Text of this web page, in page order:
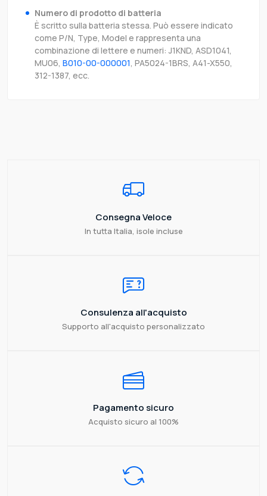
Numero di prodotto di batteria
È scritto sulla batteria stessa. Può essere indicato
come P/N, Type, Model e rappresenta una
combinazione di lettere e numeri: J1KND, ASD1041,
MU06, B010-00-000001, PA5024-1BRS, A41-X550,
312-1387, ecc.
Consegna Veloce
In tutta Italia, isole incluse
Consulenza all'acquisto
Supporto all'acquisto personalizzato
Pagamento sicuro
Acquisto sicuro al 100%